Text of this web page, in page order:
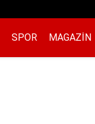
SPOR MAGAZIN